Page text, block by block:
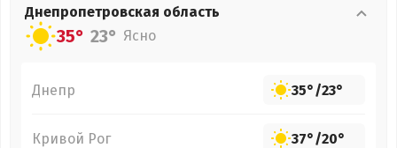
Днепропетровская область
35° 23° Ясно
Днепр 35°/23°
Кривой Рог 37°/20°